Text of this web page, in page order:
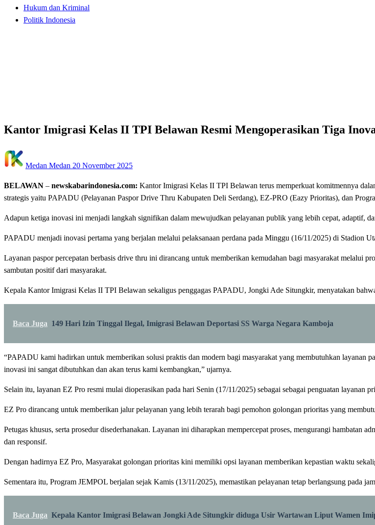
Hukum dan Kriminal
Politik Indonesia
Kantor Imigrasi Kelas II TPI Belawan Resmi Mengoperasikan Tiga
Medan Medan on
20 November 2025
BELAWAN – newskabarindonesia.com: Kantor Imigrasi Kelas II TPI Belawan terus memperkuat komitmennya
strategis yaitu PAPADU (Pelayanan Paspor Drive Thru Kabupaten Deli Serdang), EZ-PRO (Eazy Prioritas), dan
Adapun ketiga inovasi ini menjadi langkah signifikan dalam mewujudkan pelayanan publik yang lebih cepat, adaptif,
PAPADU menjadi inovasi pertama yang berjalan melalui pelaksanaan perdana pada Minggu (16/11/2025) di Stadion
Layanan paspor percepatan berbasis drive thru ini dirancang untuk memberikan kemudahan bagi masyarakat melalui
sambutan positif dari masyarakat.
Kepala Kantor Imigrasi Kelas II TPI Belawan sekaligus penggagas PAPADU, Jongki Ade Situngkir, menyatakan
Baca Juga 149 Hari Izin Tinggal Ilegal, Imigrasi Belawan Deportasi SS Warga Negara Kamboja
“PAPADU kami hadirkan untuk memberikan solusi praktis dan modern bagi masyarakat yang membutuhkan layanan
inovasi ini sangat dibutuhkan dan akan terus kami kembangkan,” ujarnya.
Selain itu, layanan EZ Pro resmi mulai dioperasikan pada hari Senin (17/11/2025) sebagai sebagai penguatan layanan
EZ Pro dirancang untuk memberikan jalur pelayanan yang lebih terarah bagi pemohon golongan prioritas yang
Petugas khusus, serta prosedur disederhanakan. Layanan ini diharapkan mempercepat proses, mengurangi hambatan
dan responsif.
Dengan hadirnya EZ Pro, Masyarakat golongan prioritas kini memiliki opsi layanan memberikan kepastian waktu
Sementara itu, Program JEMPOL berjalan sejak Kamis (13/11/2025), memastikan pelayanan tetap berlangsung pada
Baca Juga Kepala Kantor Imigrasi Belawan Jongki Ade Situngkir diduga Usir Wartawan Liput Wamen